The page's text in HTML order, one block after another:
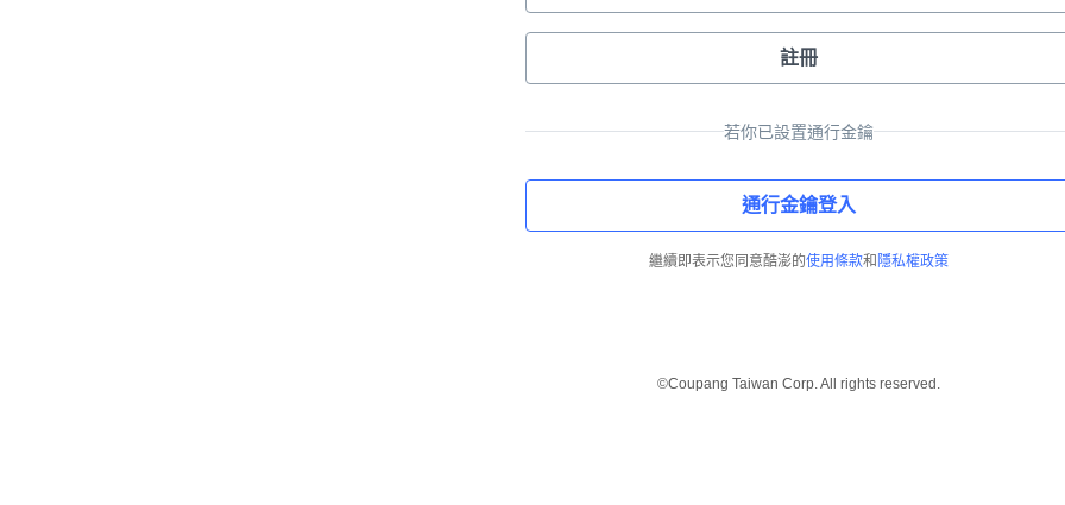
註冊
若你已設置通行金鑰
通行金鑰登入
繼續即表示您同意酷澎的使用條款和 隱私權政策
©Coupang Taiwan Corp. All rights reserved.